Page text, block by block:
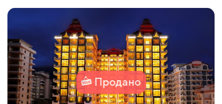
Продано